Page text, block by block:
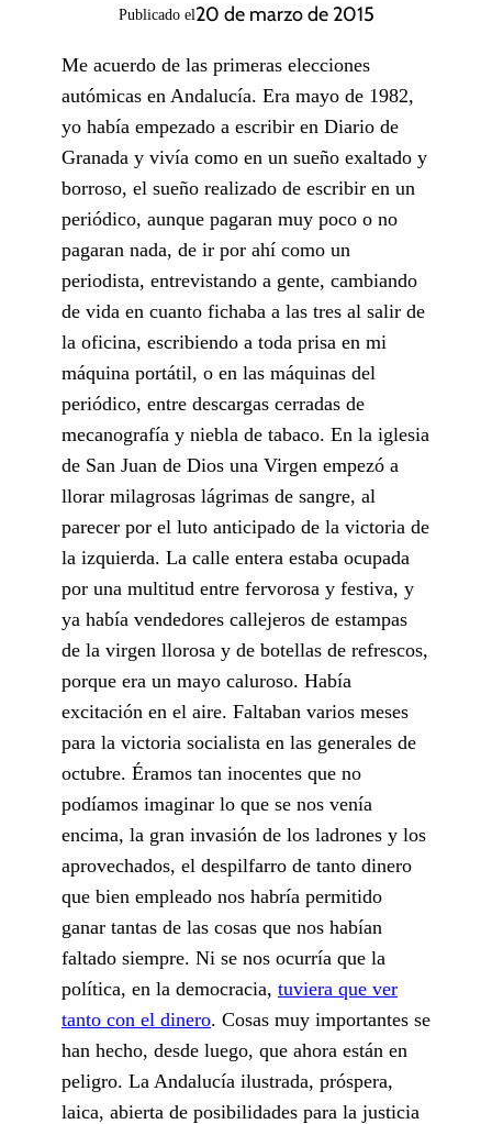
Publicado el20 de marzo de 2015
Me acuerdo de las primeras elecciones
autómicas en Andalucía. Era mayo de 1982,
yo había empezado a escribir en Diario de
Granada y vivía como en un sueño exaltado y
borroso, el sueño realizado de escribir en un
periódico, aunque pagaran muy poco o no
pagaran nada, de ir por ahí como un
periodista, entrevistando a gente, cambiando
de vida en cuanto fichaba a las tres al salir de
la oficina, escribiendo a toda prisa en mi
máquina portátil, o en las máquinas del
periódico, entre descargas cerradas de
mecanografía y niebla de tabaco. En la iglesia
de San Juan de Dios una Virgen empezó a
llorar milagrosas lágrimas de sangre, al
parecer por el luto anticipado de la victoria de
la izquierda. La calle entera estaba ocupada
por una multitud entre fervorosa y festiva, y
ya había vendedores callejeros de estampas
de la virgen llorosa y de botellas de refrescos,
porque era un mayo caluroso. Había
excitación en el aire. Faltaban varios meses
para la victoria socialista en las generales de
octubre. Éramos tan inocentes que no
podíamos imaginar lo que se nos venía
encima, la gran invasión de los ladrones y los
aprovechados, el despilfarro de tanto dinero
que bien empleado nos habría permitido
ganar tantas de las cosas que nos habían
faltado siempre. Ni se nos ocurría que la
política, en la democracia, tuviera que ver
tanto con el dinero. Cosas muy importantes se
han hecho, desde luego, que ahora están en
peligro. La Andalucía ilustrada, próspera,
laica, abierta de posibilidades para la justicia